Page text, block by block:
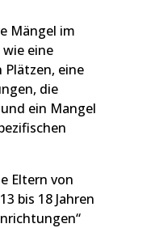
Mängel im
eine
Plätzen, eine
die
ein Mangel
Eltern von
bis 18 Jahren